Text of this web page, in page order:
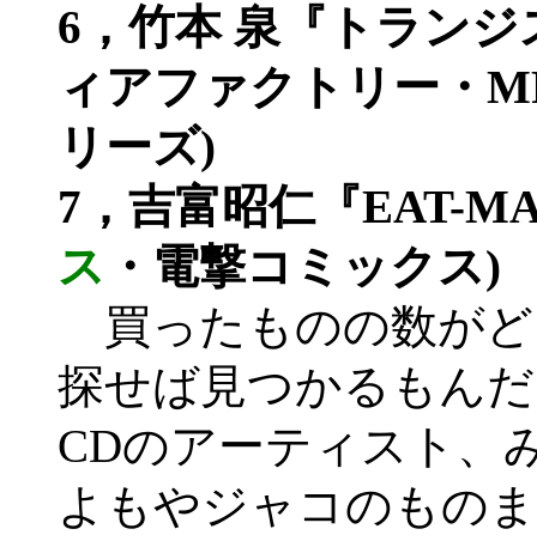
6，竹本 泉『トラン
ィアファクトリー・
リーズ)
7，吉富昭仁『EAT-
ス ・電撃コミックス)
買ったものの数が
探せば見つかるもん
CDのアーティスト、
よもやジャコのもの